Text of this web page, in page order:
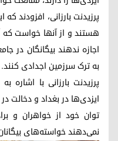
پرزیدنت بارزانی، افزودند
هستند و از آنها خواست
اجازه ندهند بیگانگان در
به ترک سرزمین اجدادی کنند.
پرزیدنت بارزانی با اشاره
ایزدی‌ها در بغداد و دخالت
توان خود از خواهران و
نمی‌دهند خواسته‌های